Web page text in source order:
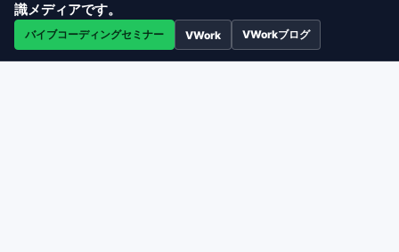
識メディアです。
バイブコーディングセミナー VWork VWorkブログ